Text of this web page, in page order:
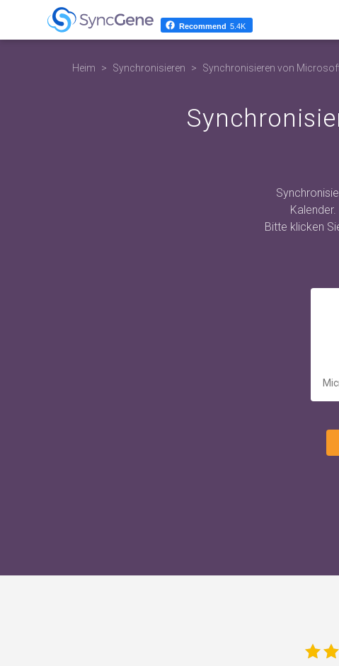
Heim Synchronisieren Synchronisieren von
Bitte klicken
Recommend 5.4K